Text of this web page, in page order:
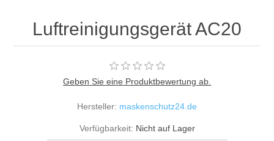
Luftreinigungsgerät AC20
Geben Sie eine Produktbewertung ab.
Hersteller: maskenschutz24.de
Verfügbarkeit: Nicht auf Lager